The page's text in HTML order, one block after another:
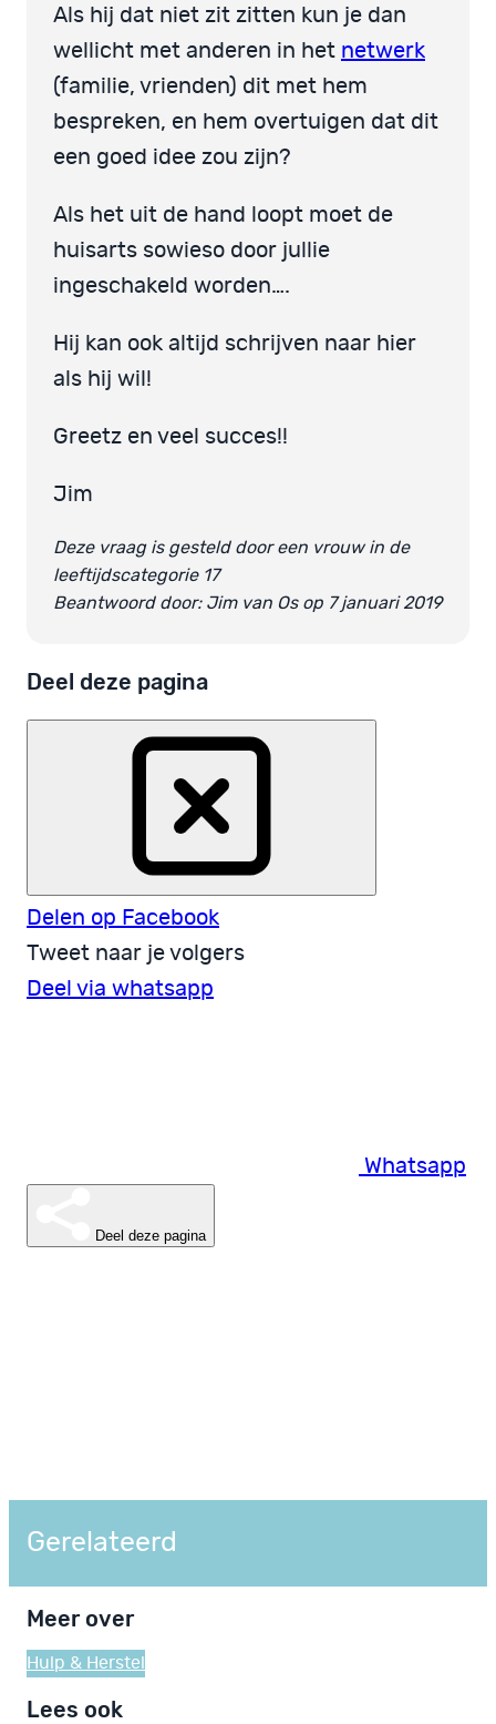
Als hij dat niet zit zitten kun je dan
wellicht met anderen in het netwerk
(familie, vrienden) dit met hem
bespreken, en hem overtuigen dat dit
een goed idee zou zijn?
Als het uit de hand loopt moet de
huisarts sowieso door jullie
ingeschakeld worden….
Hij kan ook altijd schrijven naar hier
als hij wil!
Greetz en veel succes!!
Jim
Deze vraag is gesteld door een vrouw in de
leeftijdscategorie 17
Beantwoord door: Jim van Os op 7 januari 2019
Deel deze pagina
Delen op Facebook
Tweet naar je volgers
Deel via whatsapp
Whatsapp
Deel deze pagina
Gerelateerd
Meer over
Hulp & Herstel
Lees ook